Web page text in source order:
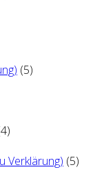
(5)
Verklärung) (5)